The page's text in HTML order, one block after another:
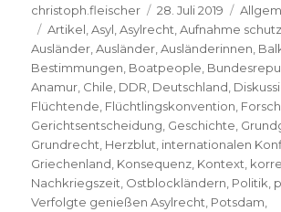
Autor
christoph.fleischer
Veröffentlicht
am
28. Juli 2019
Schlagwörter
Artikel ,Asyl ,Asylrecht ,Aufnahme
Ausländer ,Ausländer ,Ausländerinnen
Bestimmungen Boatpeople
Anamur Chile DDR Deutschland
Flüchtende Flüchtlingskonvention
Gerichtsentscheidung Geschichte
Grundrecht Herzblut internationalen
Griechenland Konsequenz Kontext
Nachkriegszeit Ostblockländern Politik
Verfolgte genießen Asylrecht Potsdam